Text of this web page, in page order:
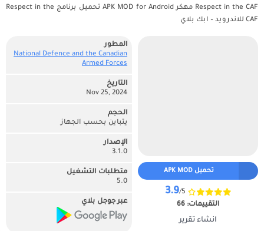
Respect in the CAF مهكر APK MOD for Android تحميل برنامج Respect in the
CAF للاندرويد – ابك بلاي
تحميل APK MOD
3.9/5
التقييمات: 66
انشاء تقرير
المطور
National Defence and the Canadian
Armed Forces‏
التاريخ
Nov 25, 2024
الحجم
يتباين بحسب الجهاز
الإصدار
3.1.0
متطلبات التشغيل
5.0
عبر جوجل بلاي